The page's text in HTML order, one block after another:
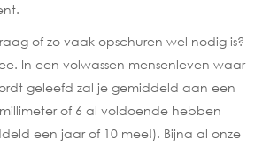
of zo vaak opschuren wel nodig is?
In een volwassen mensenleven waar
geleefd zal je gemiddeld aan een
of 6 al voldoende hebben
een jaar of 10 mee!). Bijna al onze